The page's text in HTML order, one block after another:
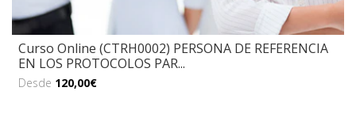
Curso Online (CTRH0002) PERSONA DE REFERENCIA
EN LOS PROTOCOLOS PAR...
Desde 120,00€